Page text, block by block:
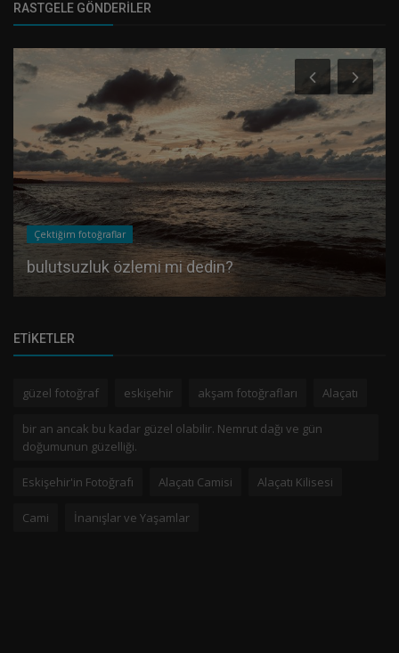
RASTGELE GÖNDERILER
Çektiğim fotoğraflar
bulutsuzluk özlemi mi dedin?
ETIKETLER
güzel fotoğraf eskişehir akşam fotoğrafları Alaçatı
bir an ancak bu kadar güzel olabilir. Nemrut dağı ve gün
doğumunun güzelliği.
Eskişehir'in Fotoğrafı Alaçatı Camisi Alaçatı Kilisesi
Cami İnanışlar ve Yaşamlar